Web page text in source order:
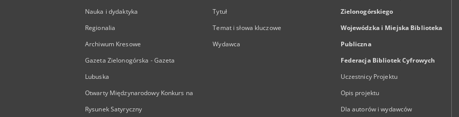
Nauka i dydaktyka
Regionalia
Archiwum Kresowe
Gazeta Zielonogórska - Gazeta
Lubuska
Otwarty Międzynarodowy Konkurs na
Rysunek Satyryczny
Tytuł
Temat i słowa kluczowe
Wydawca
Zielonogórskiego
Wojewódzka i Miejska Biblioteka
Publiczna
Federacja Bibliotek Cyfrowych
Uczestnicy Projektu
Opis projektu
Dla autorów i wydawców